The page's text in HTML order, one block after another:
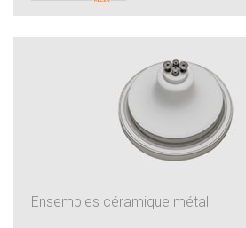
Ensembles céramique métal